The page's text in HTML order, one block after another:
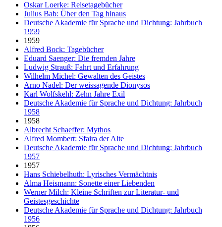
Oskar Loerke: Reisetagebücher
Julius Bab: Über den Tag hinaus
Deutsche Akademie für Sprache und Dichtung: Jahrbuch
1959
1959
Alfred Bock: Tagebücher
Eduard Saenger: Die fremden Jahre
Ludwig Strauß: Fahrt und Erfahrung
Wilhelm Michel: Gewalten des Geistes
Arno Nadel: Der weissagende Dionysos
Karl Wolfskehl: Zehn Jahre Exil
Deutsche Akademie für Sprache und Dichtung: Jahrbuch
1958
1958
Albrecht Schaeffer: Mythos
Alfred Mombert: Sfaira der Alte
Deutsche Akademie für Sprache und Dichtung: Jahrbuch
1957
1957
Hans Schiebelhuth: Lyrisches Vermächtnis
Alma Heismann: Sonette einer Liebenden
Werner Milch: Kleine Schriften zur Literatur- und
Geistesgeschichte
Deutsche Akademie für Sprache und Dichtung: Jahrbuch
1956